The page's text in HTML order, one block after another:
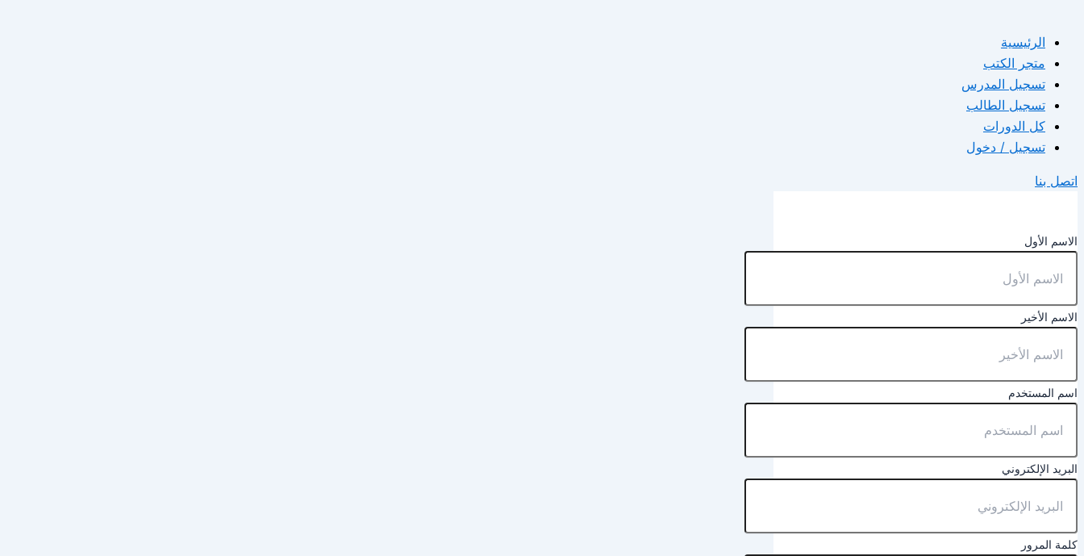
الرئيسية
متجر الكتب
تسجيل المدرس
تسجيل الطالب
كل الدورات
تسجيل / دخول
اتصل بنا
الاسم الأول
الاسم الأخير
اسم المستخدم
البريد الإلكتروني
كلمة المرور